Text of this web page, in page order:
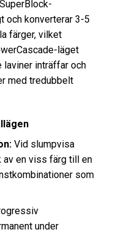
och konverterar 3-5
färger, vilket
läget
laviner inträffar och
med tredubbelt
Vid slumpvisa
av en viss färg till en
som
under